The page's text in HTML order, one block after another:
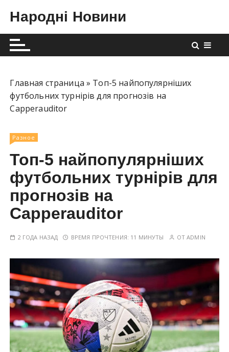
р
й
Народні Новини
Главная страница » Топ-5 найпопулярніших
футбольних турнірів для прогнозів на
Capperauditor
Разное
Топ-5 найпопулярніших
футбольних турнірів для
прогнозів на
Capperauditor
2 ГОДА НАЗАД ВРЕМЯ ПРОЧТЕНИЯ: 11 МИНУТЫ ОТADMIN